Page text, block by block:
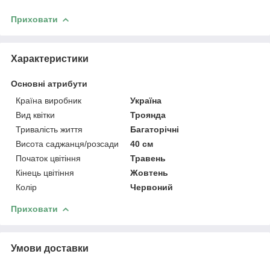
Приховати
Характеристики
Основні атрибути
Країна виробник
Україна
Вид квітки
Троянда
Тривалість життя
Багаторічні
Висота саджанця/розсади
40 см
Початок цвітіння
Травень
Кінець цвітіння
Жовтень
Колір
Червоний
Приховати
Умови доставки